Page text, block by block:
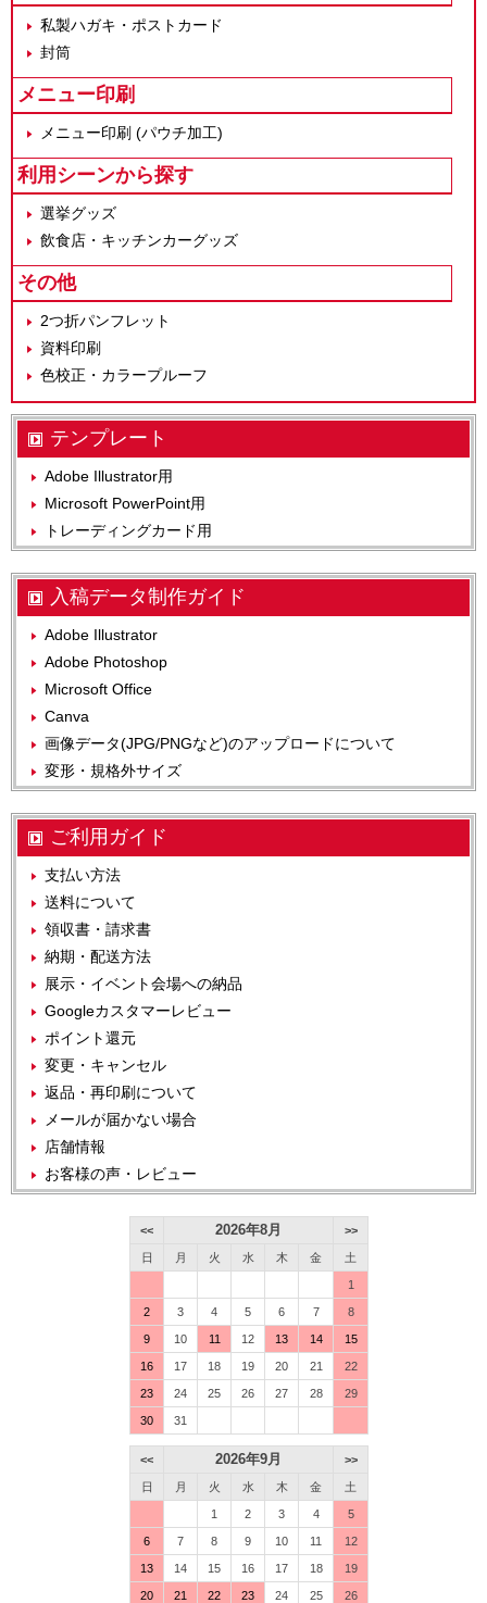
私製ハガキ・ポストカード
封筒
メニュー印刷
メニュー印刷 (パウチ加工)
利用シーンから探す
選挙グッズ
飲食店・キッチンカーグッズ
その他
2つ折パンフレット
資料印刷
色校正・カラープルーフ
テンプレート
Adobe Illustrator用
Microsoft PowerPoint用
トレーディングカード用
入稿データ制作ガイド
Adobe Illustrator
Adobe Photoshop
Microsoft Office
Canva
画像データ(JPG/PNGなど)のアップロードについて
変形・規格外サイズ
ご利用ガイド
支払い方法
送料について
領収書・請求書
納期・配送方法
展示・イベント会場への納品
Googleカスタマーレビュー
ポイント還元
変更・キャンセル
返品・再印刷について
メールが届かない場合
店舗情報
お客様の声・レビュー
<< 2026年8月 >>
日 月 火 水 木 金 土
1
2 3 4 5 6 7 8
9 10 11 12 13 14 15
16 17 18 19 20 21 22
23 24 25 26 27 28 29
30 31
<< 2026年9月 >>
日 月 火 水 木 金 土
1 2 3 4 5
6 7 8 9 10 11 12
13 14 15 16 17 18 19
20 21 22 23 24 25 26